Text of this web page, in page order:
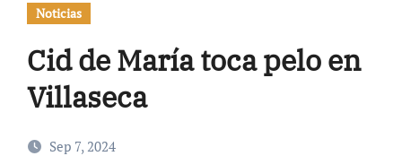
Noticias
Cid de María toca pelo en
Villaseca
Sep 7, 2024